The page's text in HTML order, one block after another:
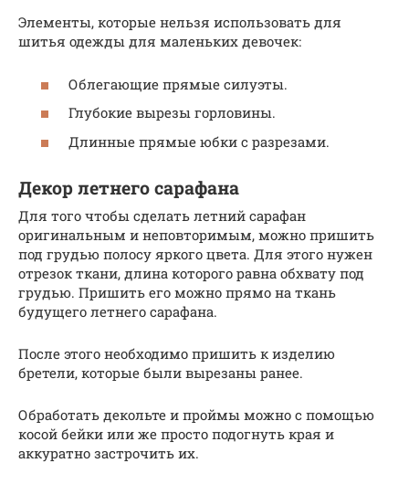
Элементы, которые нельзя использовать для
шитья одежды для маленьких девочек:
Облегающие прямые силуэты.
Глубокие вырезы горловины.
Длинные прямые юбки с разрезами.
Декор летнего сарафана
Для того чтобы сделать летний сарафан
оригинальным и неповторимым, можно пришить
под грудью полосу яркого цвета. Для этого нужен
отрезок ткани, длина которого равна обхвату под
грудью. Пришить его можно прямо на ткань
будущего летнего сарафана.
После этого необходимо пришить к изделию
бретели, которые были вырезаны ранее.
Обработать декольте и проймы можно с помощью
косой бейки или же просто подогнуть края и
аккуратно застрочить их.